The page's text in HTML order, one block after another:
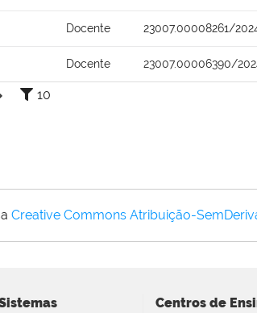
Docente 23007.00008261/
Docente 23007.00006390/
10
Creative Commons Atribuição-
Centros de